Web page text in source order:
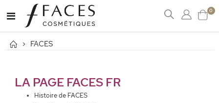
Cart
0
Affichage
navigation
FACES
LA PAGE FACES FR
Histoire de FACES